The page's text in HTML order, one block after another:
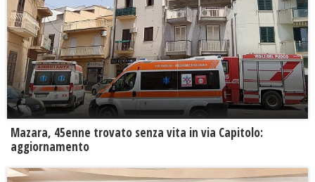
Mazara, 45enne trovato senza vita in via Capitolo:
aggiornamento